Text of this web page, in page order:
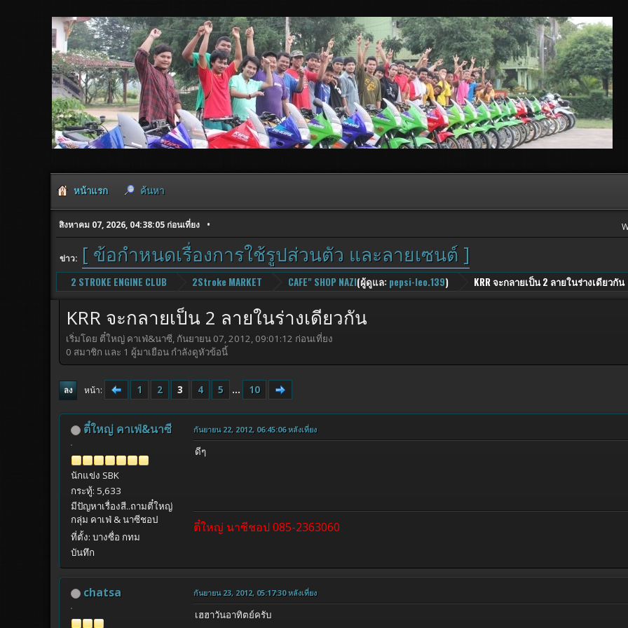
หน้าแรก ค้นหา
สิงหาคม 07, 2026, 04:38:05 ก่อนเที่ยง
ข่าว: [ ข้อกำหนดเรื่องการใช้รูปส่วนตัว และลายเซนต์ ]
2 STROKE ENGINE CLUB 2Stroke MARKET CAFE" SHOP NAZI(ผู้ดูแล: pepsi-leo.139) KRR จะกลายเป็น 2 ลายในร่างเดียวกัน
KRR จะกลายเป็น 2 ลายในร่างเดียวกัน
เริ่มโดย ตี๋ใหญ่ คาเฟ่&นาซี, กันยายน 07, 2012, 09:01:12 ก่อนเที่ยง
0 สมาชิก และ 1 ผู้มาเยือน กำลังดูหัวข้อนี้
ลง หน้า 1 2 3 4 5 ... 10
ตี๋ใหญ่ คาเฟ่&นาซี
นักแข่ง SBK
กระทู้: 5,633
มีปัญหาเรื่องสี..ถามตี๋ใหญ่
กลุ่ม คาเฟ่ & นาซีชอป
ที่ตั้ง: บางซื่อ กทม
บันทึก
กันยายน 22, 2012, 06:45:06 หลังเที่ยง
ดีๆ
ตี๋ใหญ่ นาซีชอป 085-2363060
chatsa กันยายน 23, 2012, 05:17:30 หลังเที่ยง
เฮฮาวันอาทิตย์ครับ